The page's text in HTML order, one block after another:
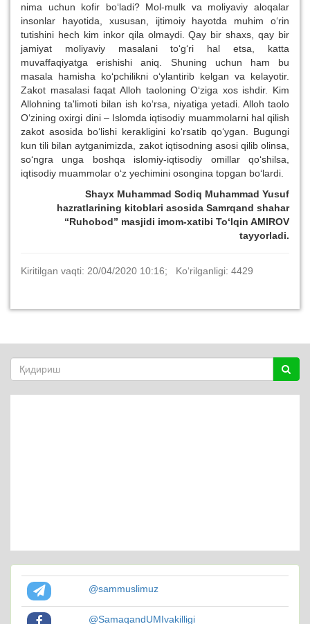
nima uchun kofir bo‘ladi? Mol-mulk va moliyaviy aloqalar
insonlar hayotida, xususan, ijtimoiy hayotda muhim o‘rin
tutishini hech kim inkor qila olmaydi. Qay bir shaxs, qay bir
jamiyat moliyaviy masalani to‘g‘ri hal etsa, katta
muvaffaqiyatga erishishi aniq. Shuning uchun ham bu
masala hamisha ko‘pchilikni o‘ylantirib kelgan va kelayotir.
Zakot masalasi faqat Alloh taoloning O‘ziga xos ishdir. Kim
Allohning ta'limoti bilan ish ko‘rsa, niyatiga yetadi. Alloh taolo
O‘zining oxirgi dini – Islomda iqtisodiy muammolarni hal qilish
zakot asosida bo‘lishi kerakligini ko‘rsatib qo‘ygan. Bugungi
kun tili bilan aytganimizda, zakot iqtisodning asosi qilib olinsa,
so‘ngra unga boshqa islomiy-iqtisodiy omillar qo‘shilsa,
iqtisodiy muammolar o‘z yechimini osongina topgan bo‘lardi.
Shayx Muhammad Sodiq Muhammad Yusuf
hazratlarining kitoblari asosida Samrqand shahar
“Ruhobod” masjidi imom-xatibi To‘lqin AMIROV
tayyorladi.
Kiritilgan vaqti: 20/04/2020 10:16; Ko‘rilganligi: 4429
@sammuslimuz
@SamaqandUMIvakilligi